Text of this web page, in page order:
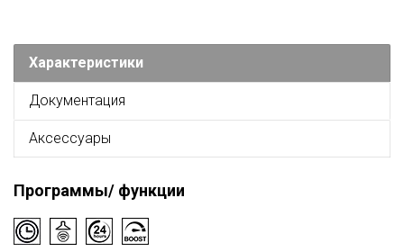
Характеристики
Документация
Аксессуары
Программы/ функции